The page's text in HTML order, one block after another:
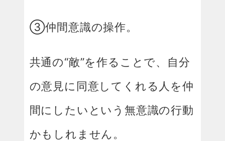
③仲間意識の操作。
共通の“敵”を作ることで、自分
の意見に同意してくれる人を仲
間にしたいという無意識の行動
かもしれません。